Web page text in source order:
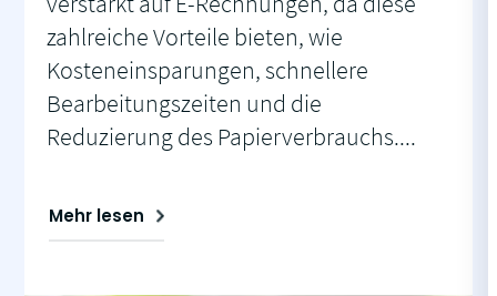
zahlreiche Vorteile bieten, wie
Kosteneinsparungen, schnellere
Bearbeitungszeiten und die
Reduzierung des Papierverbrauchs....
Mehr lesen